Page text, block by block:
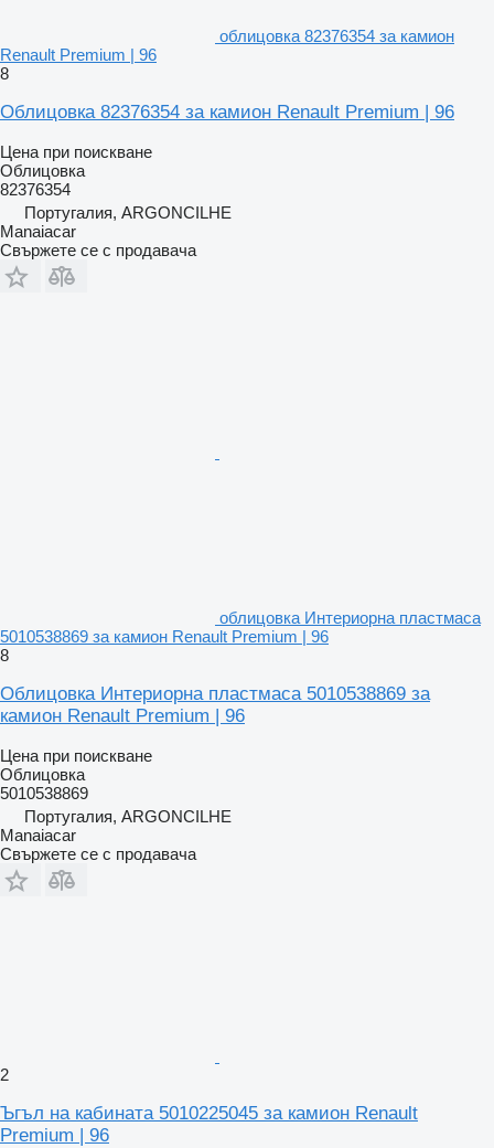
облицовка 82376354 за камион
Renault Premium | 96
8
Облицовка 82376354 за камион Renault Premium | 96
Цена при поискване
Облицовка
82376354
Португалия, ARGONCILHE
Manaiacar
Свържете се с продавача
облицовка Интериорна пластмаса
5010538869 за камион Renault Premium | 96
8
Облицовка Интериорна пластмаса 5010538869 за
камион Renault Premium | 96
Цена при поискване
Облицовка
5010538869
Португалия, ARGONCILHE
Manaiacar
Свържете се с продавача
2
Ъгъл на кабината 5010225045 за камион Renault
Premium | 96